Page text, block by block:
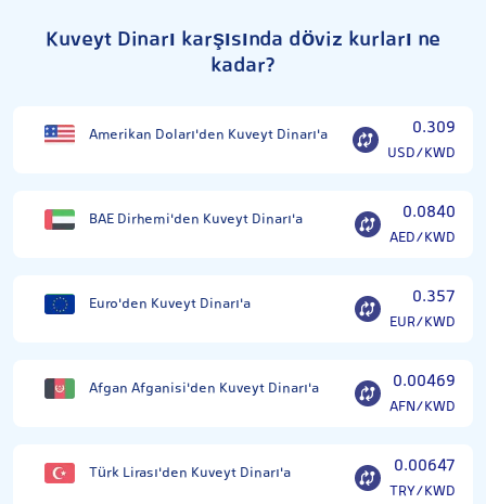
Kuveyt Dinarı karşısında döviz kurları ne
kadar?
Amerikan Doları'den Kuveyt Dinarı'a 0.309
USD/KWD
BAE Dirhemi'den Kuveyt Dinarı'a 0.0840
AED/KWD
Euro'den Kuveyt Dinarı'a 0.357
EUR/KWD
Afgan Afganisi'den Kuveyt Dinarı'a 0.00469
AFN/KWD
Türk Lirası'den Kuveyt Dinarı'a 0.00647
TRY/KWD